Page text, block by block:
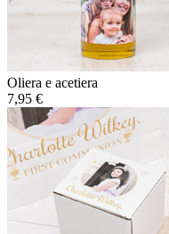
Oliera e acetiera
7,95 €